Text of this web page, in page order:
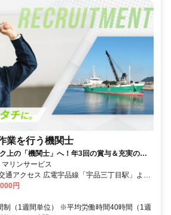
業を行う機関士
上の「機関士」へ！年3回の賞与＆充実の各
リンサービス
円
制（1週間単位） ※平均労働時間40時間（1週